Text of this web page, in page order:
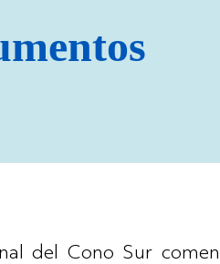
del Cono Sur